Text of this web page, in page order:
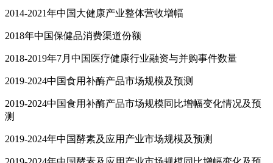
2014-2021年中国大健康产业整体营收增幅
2018年中国保健品消费渠道份额
2018-2019年7月中国医疗健康行业融资与并购事件数量
2019-2024中国食用补酶产品市场规模及预测
2019-2024中国食用补酶产品市场规模同比增幅变化情况及预
测
2019-2024年中国酵素及应用产业市场规模及预测